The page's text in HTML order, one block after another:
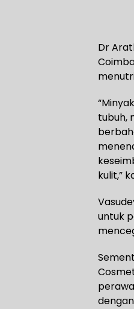
Dr
tubuh,
kulit,”
untuk